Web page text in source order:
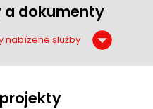
a dokumenty
nabízené služby